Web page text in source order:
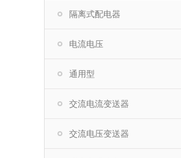
隔离式配电器
电流电压
通用型
交流电流变送器
交流电压变送器